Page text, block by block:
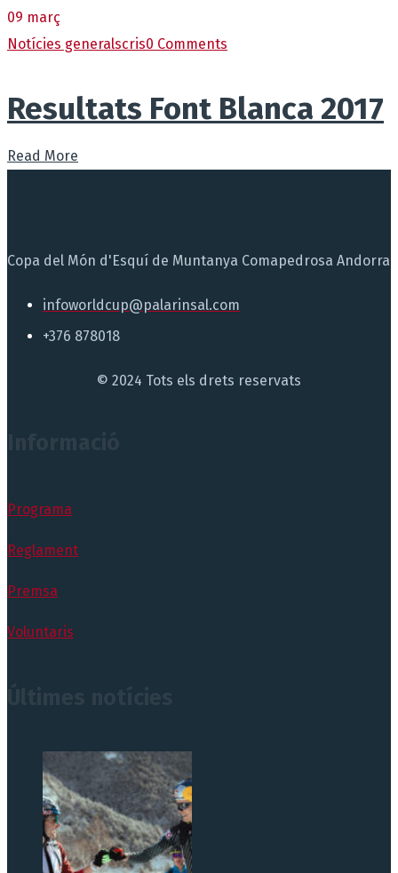
09 març
Notícies generalscris0 Comments
Resultats Font Blanca 2017
Read More
Copa del Món d'Esquí de Muntanya Comapedrosa Andorra
infoworldcup@palarinsal.com
+376 878018
© 2024 Tots els drets reservats
Programa
Reglament
Premsa
Voluntaris